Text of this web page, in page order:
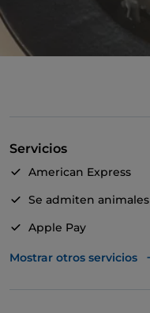
Servicios
American Express
Se admiten animales
Apple Pay
Bancomat
Mostrar otros servicios